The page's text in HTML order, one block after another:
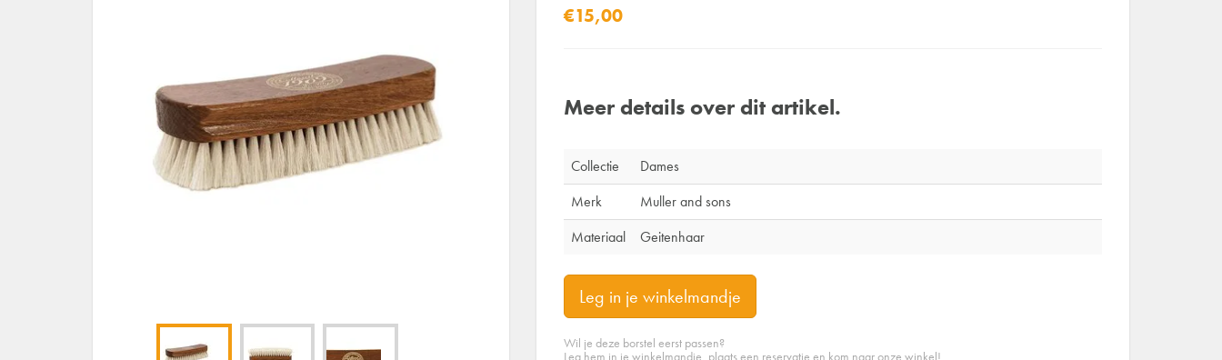
€15,00
Meer details over dit artikel.
Collectie
Dames
Merk
Muller and sons
Materiaal
Geitenhaar
Leg in je winkelmandje
Wil je deze borstel eerst passen?
Leg hem in je winkelmandje, plaats een reservatie en kom naar onze winkel!